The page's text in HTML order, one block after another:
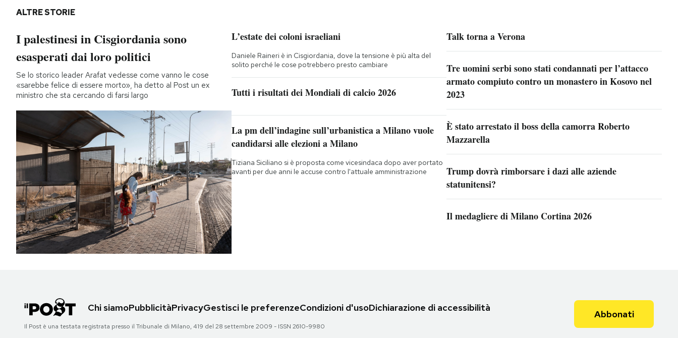
ALTRE STORIE
I palestinesi in Cisgiordania sono
esasperati dai loro politici
Se lo storico leader Arafat vedesse come vanno le cose
«sarebbe felice di essere morto», ha detto al Post un ex
ministro che sta cercando di farsi largo
L’estate dei coloni israeliani
Daniele Raineri è in Cisgiordania, dove la tensione è più alta del
solito perché le cose potrebbero presto cambiare
Tutti i risultati dei Mondiali di calcio 2026
La pm dell’indagine sull’urbanistica a Milano vuole
candidarsi alle elezioni a Milano
Tiziana Siciliano si è proposta come vicesindaca dopo aver portato
avanti per due anni le accuse contro l'attuale amministrazione
Talk torna a Verona
Tre uomini serbi sono stati condannati per l’attacco
armato compiuto contro un monastero in Kosovo nel
2023
È stato arrestato il boss della camorra Roberto
Mazzarella
Trump dovrà rimborsare i dazi alle aziende
statunitensi?
Il medagliere di Milano Cortina 2026
Chi siamoPubblicitàPrivacyGestisci le preferenzeCondizioni d'usoDichiarazione di accessibilità
Il Post è una testata registrata presso il Tribunale di Milano, 419 del 28 settembre 2009 - ISSN 2610-9980
Abbonati